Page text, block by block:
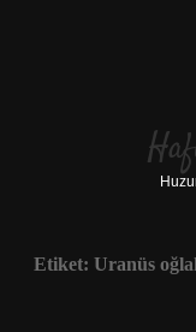
Etiket: Uranüs